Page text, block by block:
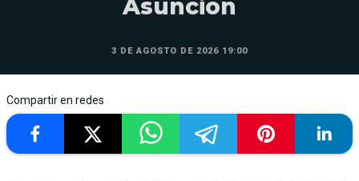
Asunción
3 DE AGOSTO DE 2026 19:00
Compartir en redes